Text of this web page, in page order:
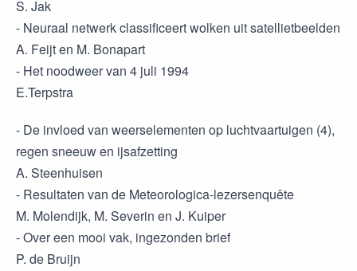
S. Jak
- Neuraal netwerk classificeert wolken uit satellietbeelden
A. Feijt en M. Bonapart
- Het noodweer van 4 juli 1994
E.Terpstra
- De invloed van weerselementen op luchtvaartuigen (4),
regen sneeuw en ijsafzetting
A. Steenhuisen
- Resultaten van de Meteorologica-lezersenquête
M. Molendijk, M. Severin en J. Kuiper
- Over een mooi vak, ingezonden brief
P. de Bruijn